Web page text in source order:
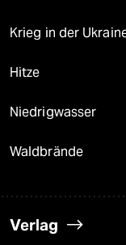
Krieg in der
Hitze
Niedrigwasser
Waldbrände
Verlag